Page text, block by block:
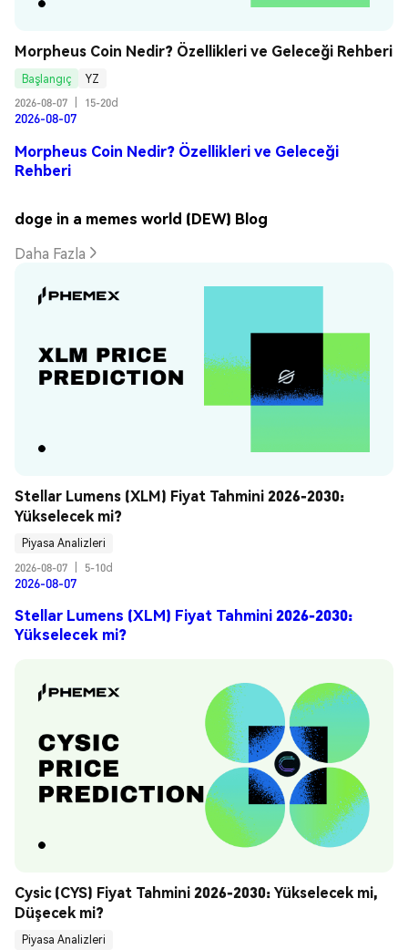
Morpheus Coin Nedir? Özellikleri ve Geleceği Rehberi
Başlangıç
YZ
2026-08-07
15-20d
2026-08-07
Morpheus Coin Nedir? Özellikleri ve Geleceği
Rehberi
doge in a memes world (DEW) Blog
Daha Fazla
Stellar Lumens (XLM) Fiyat Tahmini 2026-2030:
Yükselecek mi?
Piyasa Analizleri
2026-08-07
5-10d
2026-08-07
Stellar Lumens (XLM) Fiyat Tahmini 2026-2030:
Yükselecek mi?
Cysic (CYS) Fiyat Tahmini 2026-2030: Yükselecek mi,
Düşecek mi?
Piyasa Analizleri